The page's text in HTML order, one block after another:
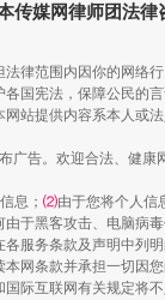
传媒网律师团法律
律范围内因你的网络
国宪法，保障公民的
站提供内容系本人或
广告。欢迎合法、健
息； ⑵由于您将个人信
由于黑客攻击、电脑病
各服务条款及声明中列
网条款并承担一切因
际互联网有关规定将不